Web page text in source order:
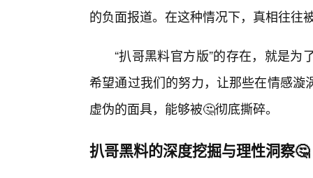
的负面报道。在这种情况下，真相往往
“扒哥黑料官方版”的存在，就是
希望通过我们的努力，让那些在情感
虚伪的面具，能够被🤔彻底撕碎。
扒哥黑料的深度挖掘与理性洞察🤔